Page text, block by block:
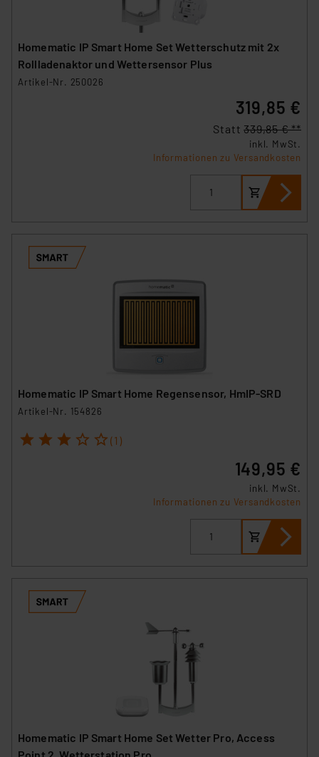
Homematic IP Smart Home Set Wetterschutz mit 2x
Rollladenaktor und Wettersensor Plus
Artikel-Nr. 250026
319,85 €
Statt339,85 € **
inkl. MwSt.
Informationen zu Versandkosten
Homematic IP Smart Home Regensensor, HmIP-SRD
Artikel-Nr. 154826
1 2 3 4 5 (1)
149,95 €
inkl. MwSt.
Informationen zu Versandkosten
Homematic IP Smart Home Set Wetter Pro, Access